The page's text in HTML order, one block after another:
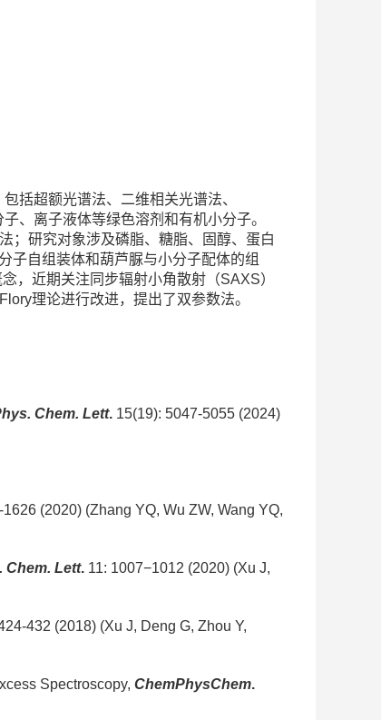
包括超额光谱法、 二维相关光谱法、
、 离子液体等绿色溶剂 和有机小分子。
；研究对象涉及磷脂、糖脂、固醇、蛋白
子自组装体和葫芦脲与小分子配体的组
念，近期关注同步辐射小角散射（SAXS）
Flory理论进行改进，提出了双参数法。
Chem. Lett. 15(19): 5047-5055 (2024)
1626 (2020) (Zhang YQ, Wu ZW, Wang YQ,
Chem. Lett. 11: 1007−1012 (2020) (Xu J,
432 (2018) (Xu J, Deng G, Zhou Y,
Spectroscopy, ChemPhysChem.